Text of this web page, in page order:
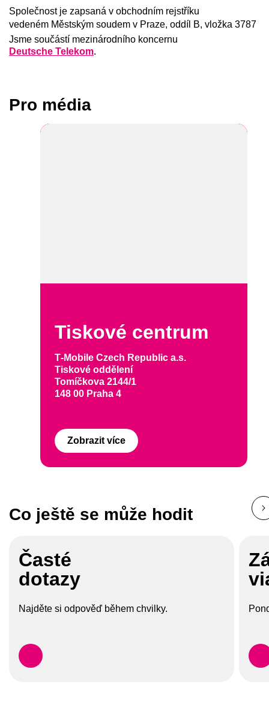
Společnost je zapsaná v obchodním rejstříku
vedeném Městským soudem v Praze, oddíl B, vložka 3787
Jsme součástí mezinárodního koncernu
Deutsche Telekom.
Pro média
Tiskové centrum
T‑Mobile Czech Republic a.s.
Tiskové oddělení
Tomíčkova 2144/1
148 00 Praha 4
Zobrazit více
Co ještě se může hodit
Časté
dotazy
Najděte si odpověď během chvilky.